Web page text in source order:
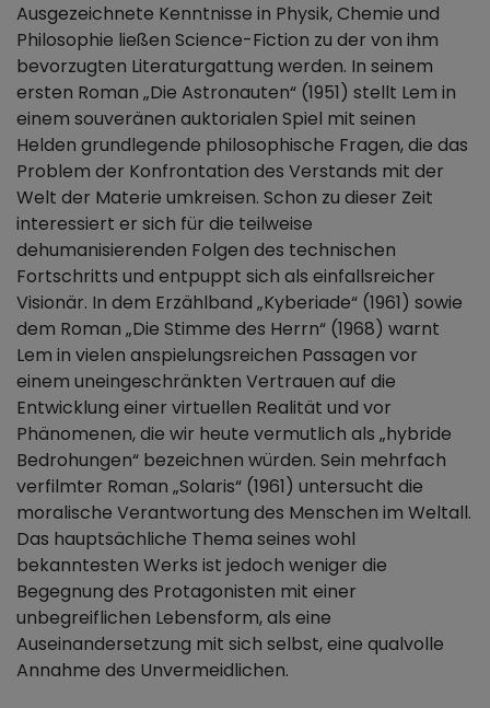
Ausgezeichnete Kenntnisse in Physik, Chemie und
Philosophie ließen Science-Fiction zu der von ihm
bevorzugten Literaturgattung werden. In seinem
ersten Roman „Die Astronauten“ (1951) stellt Lem in
einem souveränen auktorialen Spiel mit seinen
Helden grundlegende philosophische Fragen, die das
Problem der Konfrontation des Verstands mit der
Welt der Materie umkreisen. Schon zu dieser Zeit
interessiert er sich für die teilweise
dehumanisierenden Folgen des technischen
Fortschritts und entpuppt sich als einfallsreicher
Visionär. In dem Erzählband „Kyberiade“ (1961) sowie
dem Roman „Die Stimme des Herrn“ (1968) warnt
Lem in vielen anspielungsreichen Passagen vor
einem uneingeschränkten Vertrauen auf die
Entwicklung einer virtuellen Realität und vor
Phänomenen, die wir heute vermutlich als „hybride
Bedrohungen“ bezeichnen würden. Sein mehrfach
verfilmter Roman „Solaris“ (1961) untersucht die
moralische Verantwortung des Menschen im Weltall.
Das hauptsächliche Thema seines wohl
bekanntesten Werks ist jedoch weniger die
Begegnung des Protagonisten mit einer
unbegreiflichen Lebensform, als eine
Auseinandersetzung mit sich selbst, eine qualvolle
Annahme des Unvermeidlichen.